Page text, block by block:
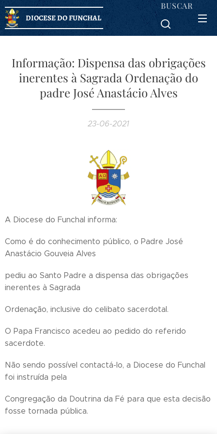
DIOCESE DO FUNCHAL
BUSCAR
Informação: Dispensa das obrigações
inerentes à Sagrada Ordenação do
padre José Anastácio Alves
23-06-2021
A Diocese do Funchal informa:
Como é do conhecimento público, o Padre José
Anastácio Gouveia Alves
pediu ao Santo Padre a dispensa das obrigações
inerentes à Sagrada
Ordenação, inclusive do celibato sacerdotal.
O Papa Francisco acedeu ao pedido do referido
sacerdote.
Não sendo possível contactá-lo, a Diocese do Funchal
foi instruída pela
Congregação da Doutrina da Fé para que esta decisão
fosse tornada pública.